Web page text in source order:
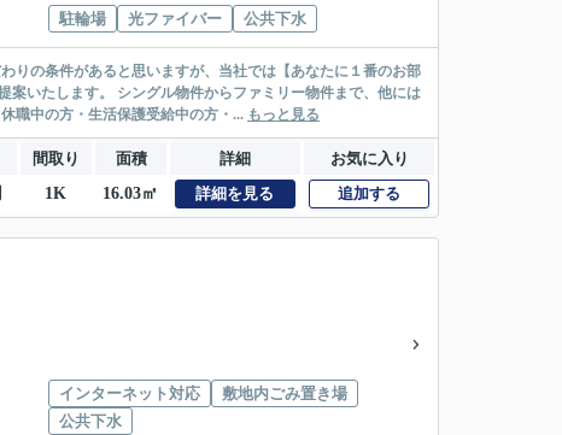
駐輪場 光ファイバー 公共下水
リー物件まで、他には
連絡先がいない・休職中の方・生活保護受給中の方・... もっと見る
間取り 面積 詳細
お気に入り
1K 16.03㎡ 詳細を見る 追加する
インターネット対応
敷地内ごみ置き場
公共下水